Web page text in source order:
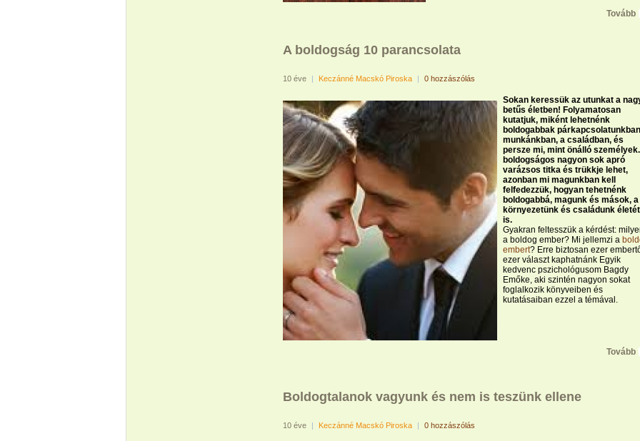
Tovább
A boldogság 10 parancsolata
10 éve | Keczánné Macskó Piroska | 0 hozzászólás
Sokan keressük az utunkat a
betűs életben! Folyamatosan
kutatjuk, miként lehetnénk
boldogabbak
munkánkban, a családban, és
persze mi, mint önálló
boldogságos nagyon sok apró
varázsos titka és trükkje lehet,
azonban mi magunkban kell
felfedezzük, hogyan tehetnénk
boldogabbá, magunk és mások, a
környezetünk és családunk életét
is.
Gyakran feltesszük a kérdést:
a boldog ember? Mi jellemzi a
embert? Erre biztosan ezer
ezer választ kaphatnánk Egyik
kedvenc pszichológusom Bagdy
Emőke, aki szintén nagyon sokat
foglalkozik könyveiben és
kutatásaiban ezzel a témával.
Tovább
Boldogtalanok vagyunk és nem is teszünk ellene
10 éve | Keczánné Macskó Piroska | 0 hozzászólás